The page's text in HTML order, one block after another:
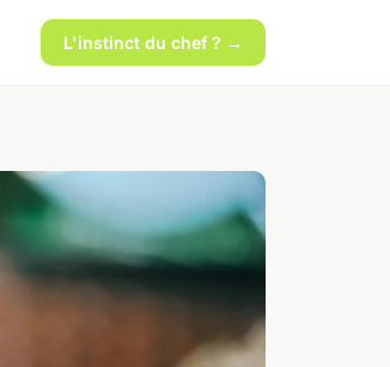
L'instinct du chef ? →